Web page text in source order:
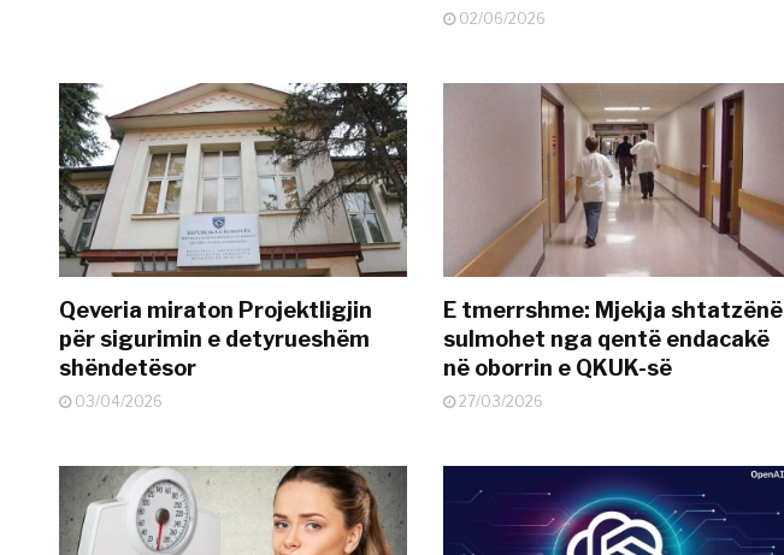
02/06/2026
Qeveria miraton Projektligjin
për sigurimin e detyrueshëm
shëndetësor
03/04/2026
E tmerrshme: Mjekja shtatzënë
sulmohet nga qentë endacakë
në oborrin e QKUK-së
27/03/2026